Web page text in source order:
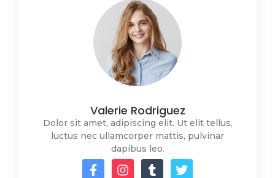
Valerie Rodriguez
Dolor sit amet, adipiscing elit. Ut elit tellus,
luctus nec ullamcorper mattis, pulvinar
dapibus leo.